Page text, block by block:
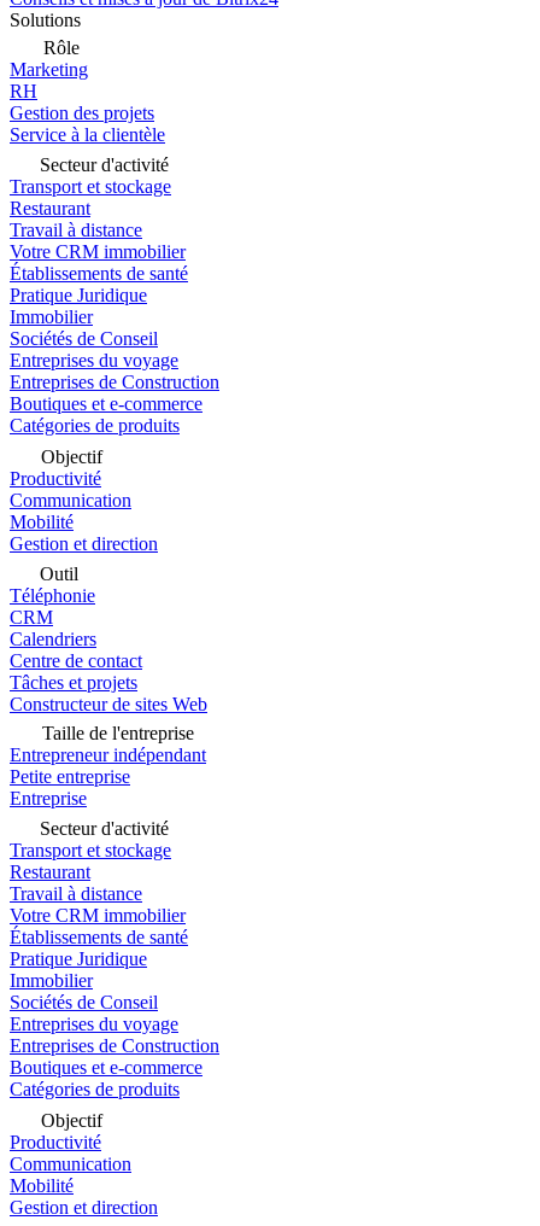
Solutions
Rôle
Marketing
RH
Gestion des projets
Service à la clientèle
Secteur d'activité
Transport et stockage
Restaurant
Travail à distance
Votre CRM immobilier
Établissements de santé
Pratique Juridique
Immobilier
Sociétés de Conseil
Entreprises du voyage
Entreprises de Construction
Boutiques et e-commerce
Catégories de produits
Objectif
Productivité
Communication
Mobilité
Gestion et direction
Outil
Téléphonie
CRM
Calendriers
Centre de contact
Tâches et projets
Constructeur de sites Web
Taille de l'entreprise
Entrepreneur indépendant
Petite entreprise
Entreprise
Secteur d'activité
Transport et stockage
Restaurant
Travail à distance
Votre CRM immobilier
Établissements de santé
Pratique Juridique
Immobilier
Sociétés de Conseil
Entreprises du voyage
Entreprises de Construction
Boutiques et e-commerce
Catégories de produits
Objectif
Productivité
Communication
Mobilité
Gestion et direction